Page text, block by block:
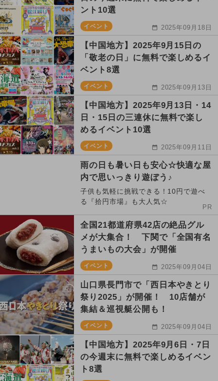
ント10選
イベント 2025年09月18日
【中国地方】2025年9月15日の
「敬老の日」に無料で楽しめるイ
ベント8選
イベント 2025年09月13日
【中国地方】2025年9月13日・14
日・15日の三連休に無料で楽し
めるイベント10選
イベント 2025年09月11日
雨の日も暑い日も安心☆快適な屋
内で思いっきり遊ぼう♪
子供も気軽に挑戦できる！10円で遊べ
る『拾円市場』も大人気☆
PR
全国21都道府県42店の絶品グル
メが大集合！ 下関で「全国有名
うまいもの大会」が開催
イベント 2025年09月04日
山口県長門市で「西日本やきとり
祭り2025」が開催！ 10店舗が
集結＆巡視艇公開も！
イベント 2025年09月04日
【中国地方】2025年9月6日・7日
の今週末に無料で楽しめるイベン
ト8選